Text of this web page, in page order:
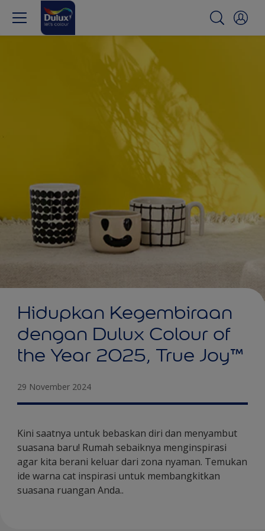
Hidupkan Kegembiraan
dengan Dulux Colour of
the Year 2025, True Joy™
29 November 2024
Kini saatnya untuk bebaskan diri dan menyambut
suasana baru! Rumah sebaiknya menginspirasi
agar kita berani keluar dari zona nyaman. Temukan
ide warna cat inspirasi untuk membangkitkan
suasana ruangan Anda..